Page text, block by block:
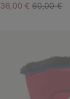
Sale price:
36,00 €Regular
60,00 €